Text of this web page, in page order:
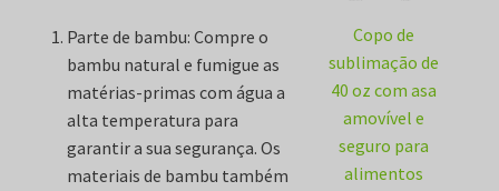
Parte de bambu: Compre o
bambu natural e fumigue as
matérias-primas com água a
alta temperatura para
garantir a sua segurança. Os
materiais de bambu também
Copo de
sublimação de
40 oz com asa
amovível e
seguro para
alimentos